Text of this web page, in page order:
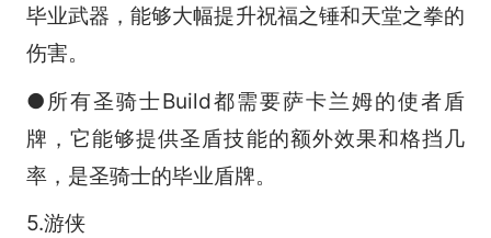
毕业武器，能够大幅提升祝福之锤和天堂之拳的
伤害。
●所有圣骑士Build都需要萨卡兰姆的使者盾
牌，它能够提供圣盾技能的额外效果和格挡几
率，是圣骑士的毕业盾牌。
5.游侠